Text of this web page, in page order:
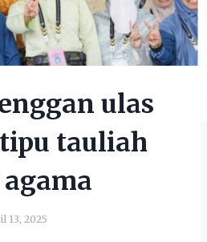
ulas
tauliah
13, 2025